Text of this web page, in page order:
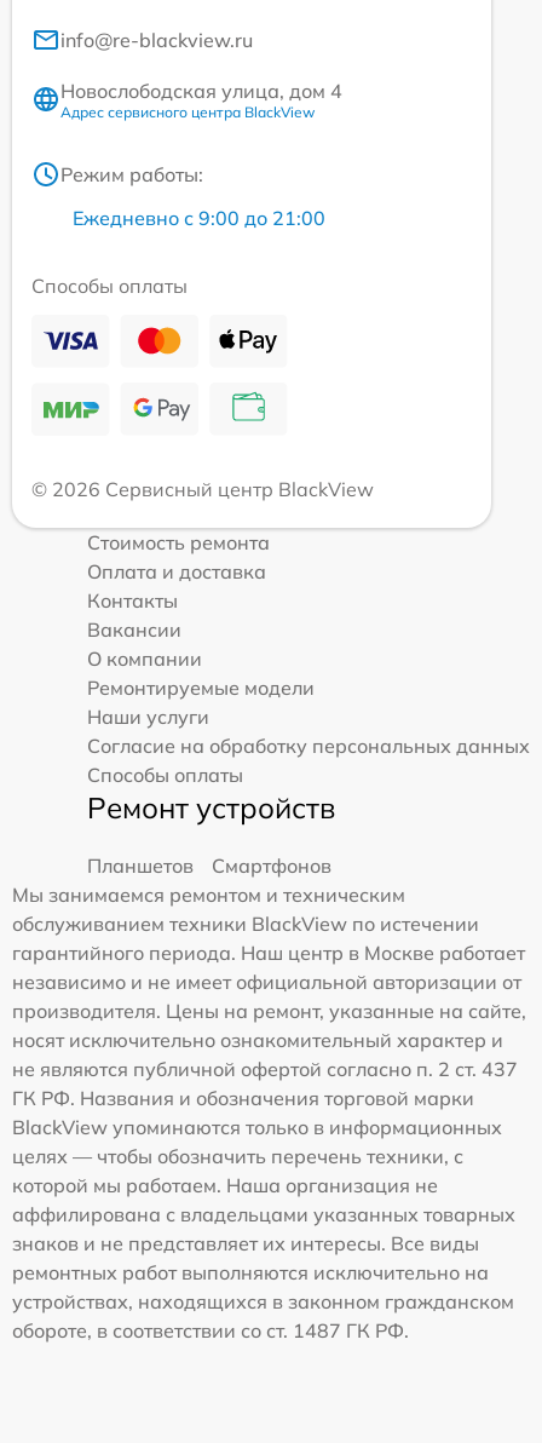
info@re-blackview.ru
Новослободская улица, дом 4
Адрес сервисного центра BlackView
Режим работы:
Ежедневно с 9:00 до 21:00
Способы оплаты
© 2026 Сервисный центр BlackView
Стоимость ремонта
Оплата и доставка
Контакты
Вакансии
О компании
Ремонтируемые модели
Наши услуги
Согласие на обработку персональных данных
Способы оплаты
Ремонт устройств
Планшетов
Смартфонов
Мы занимаемся ремонтом и техническим
обслуживанием техники BlackView по истечении
гарантийного периода. Наш центр в Москве работает
независимо и не имеет официальной авторизации от
производителя. Цены на ремонт, указанные на сайте,
носят исключительно ознакомительный характер и
не являются публичной офертой согласно п. 2 ст. 437
ГК РФ. Названия и обозначения торговой марки
BlackView упоминаются только в информационных
целях — чтобы обозначить перечень техники, с
которой мы работаем. Наша организация не
аффилирована с владельцами указанных товарных
знаков и не представляет их интересы. Все виды
ремонтных работ выполняются исключительно на
устройствах, находящихся в законном гражданском
обороте, в соответствии со ст. 1487 ГК РФ.